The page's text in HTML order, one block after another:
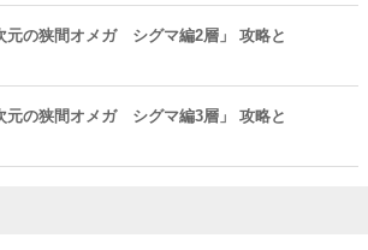
元の狭間オメガ シグマ編2層」 攻略と
元の狭間オメガ シグマ編3層」 攻略と